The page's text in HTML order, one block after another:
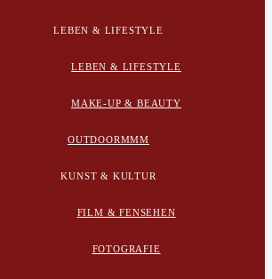
LEBEN & LIFESTYLE
LEBEN & LIFESTYLE
MAKE-UP & BEAUTY
OUTDOORMMM
KUNST & KULTUR
FILM & FENSEHEN
FOTOGRAFIE